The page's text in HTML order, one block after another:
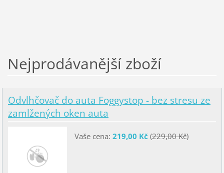
Nejprodávanější zboží
Odvlhčovač do auta Foggystop - bez stresu ze
zamlžených oken auta
Vaše cena: 219,00 Kč(229,00 Kč)